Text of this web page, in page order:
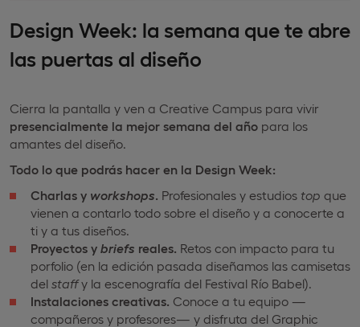
Design Week: la semana que te abre
las puertas al diseño
Cierra la pantalla y ven a Creative Campus para vivir
presencialmente la mejor semana del año para los
amantes del diseño.
Todo lo que podrás hacer en la Design Week:
Charlas y workshops. Profesionales y estudios top que
vienen a contarlo todo sobre el diseño y a conocerte a
ti y a tus diseños.
Proyectos y briefs reales. Retos con impacto para tu
porfolio (en la edición pasada diseñamos las camisetas
del staffy la escenografía del Festival Río Babel).
Instalaciones creativas. Conoce a tu equipo —
compañeros y profesores— y disfruta del Graphic